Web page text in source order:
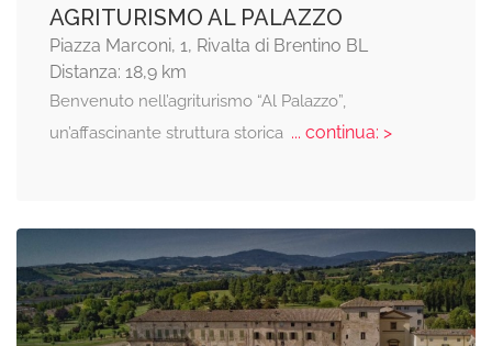
AGRITURISMO AL PALAZZO
Piazza Marconi, 1, Rivalta di Brentino BL
Distanza: 18,9 km
Benvenuto nell’agriturismo “Al Palazzo”,
un’affascinante struttura storica... continua: >